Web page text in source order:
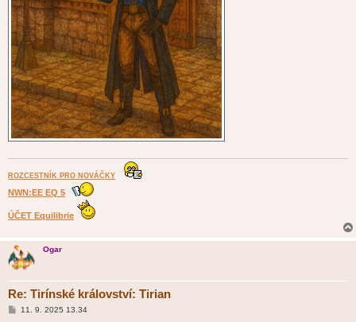
ROZCESTNÍK PRO NOVÁČKY
NWN:EE EQ 5
ÚČET Equilibrie
Ogar
Re: Tirínské království: Tirian
P11. 9. 2025 13.34